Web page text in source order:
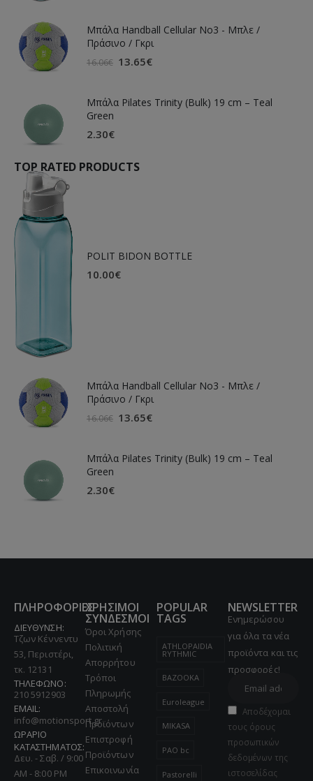
Μπάλα Handball Cellular Νο3 - Μπλε /
Πράσινο / Γκρι
16.06€ 13.65€
Μπάλα Pilates Trinity (Bulk) 19 cm – Teal
Green
2.30€
TOP RATED PRODUCTS
POLIT BIDON BOTTLE
10.00€
Μπάλα Handball Cellular Νο3 - Μπλε /
Πράσινο / Γκρι
16.06€ 13.65€
Μπάλα Pilates Trinity (Bulk) 19 cm – Teal
Green
2.30€
ΠΛΗΡΟΦΟΡΙΕΣ
ΔΙΕΥΘΥΝΣΗ:
Τζων Κέννεντυ
53, Περιστέρι,
τκ. 12131
ΤΗΛΕΦΩΝΟ:
210 5912903
EMAIL:
info@motionsport.gr
ΩΡΑΡΙΟ
ΚΑΤΑΣΤΗΜΑΤΟΣ:
Δευ. - Σαβ. / 9:00
AM - 8:00 PM
ΧΡΗΣΙΜΟΙ
ΣΥΝΔΕΣΜΟΙ
Όροι Χρήσης
Πολιτική
Απορρήτου
Τρόποι
Πληρωμής
Αποστολή
Προϊόντων
Επιστροφή
Προϊόντων
Επικοινωνία
POPULAR
TAGS
ATHLOPAIDIA
RYTHMIC
BAZOOKA
Euroleague
MIKASA
PAO bc
Pastorelli
NEWSLETTER
Ενημερώσου
για όλα τα νέα
προϊόντα και τις
προσφορές!
Αποδέχομαι
τους όρους
προσωπικών
δεδομένων της
ιστοσελίδας